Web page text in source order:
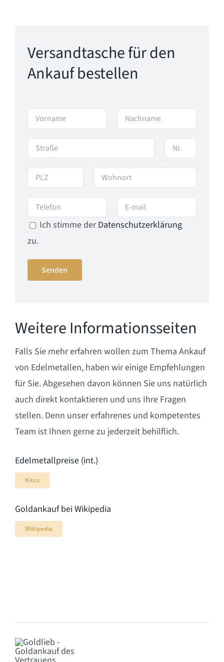
Versandtasche für den
Ankauf bestellen
Ich stimme derDatenschutzerklärung
zu.
Weitere Informationsseiten
Falls Sie mehr erfahren wollen zum Thema Ankauf
von Edelmetallen, haben wir einige Empfehlungen
für Sie. Abgesehen davon können Sie uns natürlich
auch direkt kontaktieren und uns Ihre Fragen
stellen. Denn unser erfahrenes und kompetentes
Team ist Ihnen gerne zu jederzeit behilflich.
Edelmetallpreise (int.)
Kitco
Goldankauf bei Wikipedia
Wikipedia